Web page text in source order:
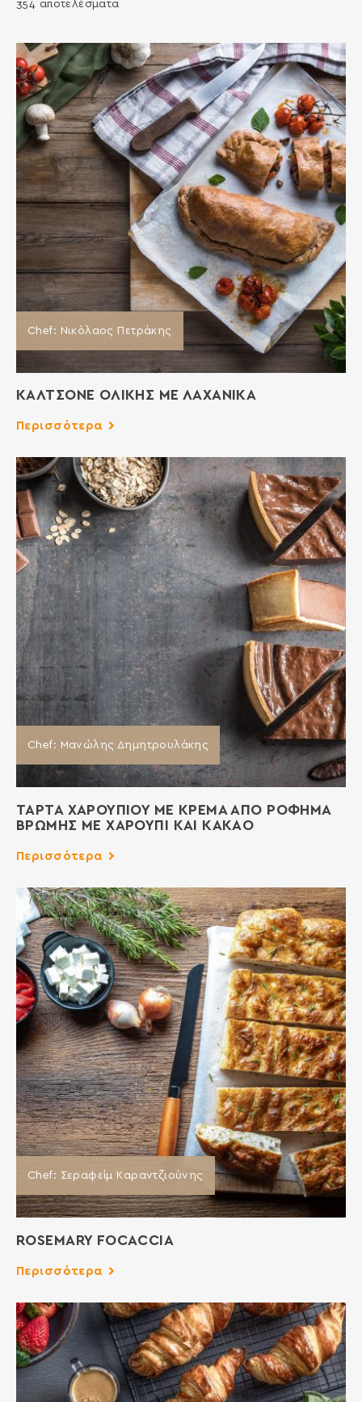
354 αποτελέσματα
Chef: Νικόλαος Πετράκης
ΚΑΛΤΣΟΝΕ ΟΛΙΚΗΣ ΜΕ ΛΑΧΑΝΙΚΑ
Περισσότερα
Chef: Μανώλης Δημητρουλάκης
ΤΑΡΤΑ ΧΑΡΟΥΠΙΟΥ ΜΕ ΚΡΕΜΑ ΑΠΟ ΡΟΦΗΜΑ
ΒΡΩΜΗΣ ΜΕ ΧΑΡΟΥΠΙ ΚΑΙ ΚΑΚΑΟ
Περισσότερα
Chef: Σεραφείμ Καραντζιούνης
ROSEMARY FOCACCIA
Περισσότερα